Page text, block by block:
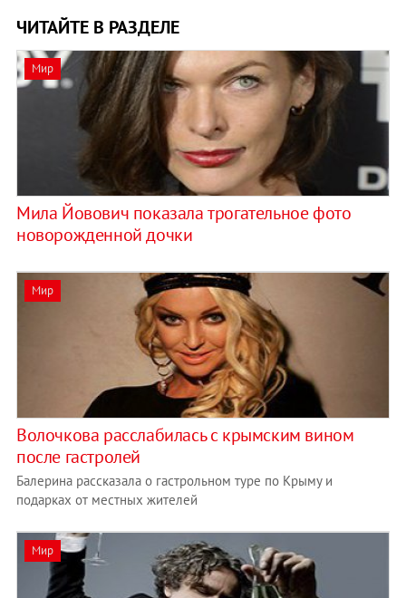
ЧИТАЙТЕ В РАЗДЕЛЕ
Мир
Мила Йовович показала трогательное фото
новорожденной дочки
Мир
Волочкова расслабилась с крымским вином
после гастролей
Балерина рассказала о гастрольном туре по Крыму и
подарках от местных жителей
Мир